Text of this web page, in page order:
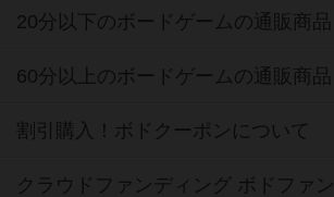
20分以下のボードゲームの通販商品
60分以上のボードゲームの通販商品
割引購入！ボドクーポンについて
クラウドファンディング ボドファン